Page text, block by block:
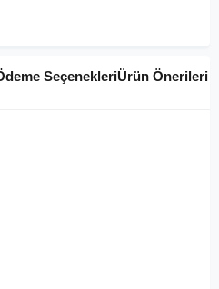
SeçenekleriÜrün Önerileri